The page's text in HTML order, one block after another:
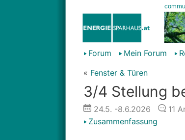
Forum Mein Forum
« Fenster & Türen
3/4 Stellung
24.5. -8.6.2026 11
Zusammenfassung